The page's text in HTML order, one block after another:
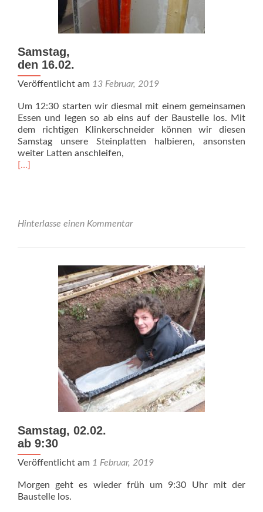
Samstag,
den 16.02.
Veröffentlicht am 13 Februar, 2019
Um 12:30 starten wir diesmal mit einem gemeinsamen
Essen und legen so ab eins auf der Baustelle los. Mit
dem richtigen Klinkerschneider können wir diesen
Samstag unsere Steinplatten halbieren, ansonsten
weiter Latten anschleifen,
Read
16.02.
[…]
Hinterlasse einen Kommentar
Samstag, 02.02.
ab 9:30
Veröffentlicht am 1 Februar, 2019
Morgen geht es wieder früh um 9:30 Uhr mit der
Baustelle los.